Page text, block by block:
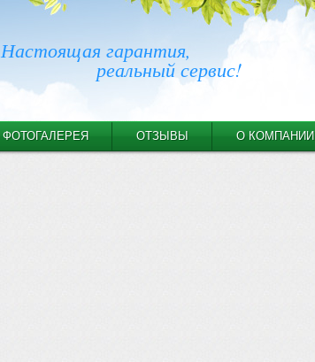
Настоящая гарантия,
реальный сервис!
ФОТОГАЛЕРЕЯ ОТЗЫВЫ О КОМПАНИИ